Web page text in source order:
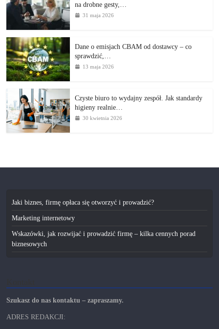
na drobne gesty,…
31 maja 2026
Dane o emisjach CBAM od dostawcy – co
sprawdzić,…
13 maja 2026
Czyste biuro to wydajny zespół. Jak standardy
higieny realnie…
30 kwietnia 2026
Jaki biznes, firmę opłaca się otworzyć i prowadzić?
Marketing internetowy
Wskazówki, jak rozwijać i prowadzić firmę – kilka cennych porad
biznesowych
Szukasz do nas kontaktu – zapraszamy.
ADRES REDAKCJI: